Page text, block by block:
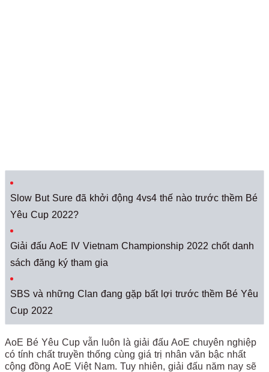
Slow But Sure đã khởi động 4vs4 thế nào trước thềm Bé
Yêu Cup 2022?
Giải đấu AoE IV Vietnam Championship 2022 chốt danh
sách đăng ký tham gia
SBS và những Clan đang gặp bất lợi trước thềm Bé Yêu
Cup 2022
AoE Bé Yêu Cup vẫn luôn là giải đấu AoE chuyên nghiệp
có tính chất truyền thống cùng giá trị nhân văn bậc nhất
cộng đồng AoE Việt Nam. Tuy nhiên, giải đấu năm nay sẽ